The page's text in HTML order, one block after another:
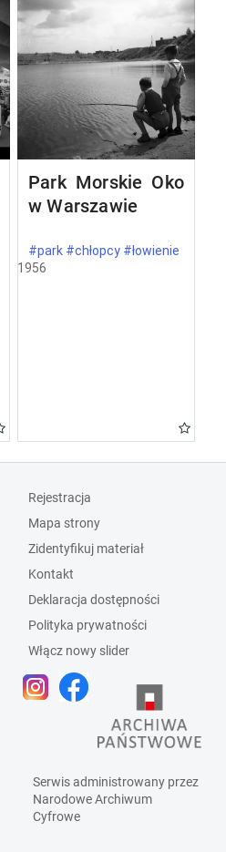
Park Morskie Oko
w Warszawie
#park #chłopcy #łowienie
1956
Rejestracja
Mapa strony
Zidentyfikuj materiał
Kontakt
Deklaracja dostępności
Polityka prywatności
Włącz nowy slider
Serwis administrowany przez
Narodowe Archiwum
Cyfrowe